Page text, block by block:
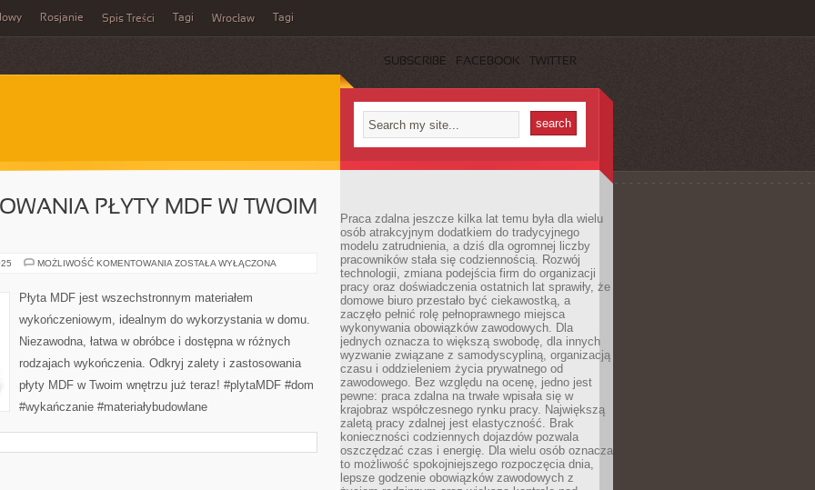
Rosjanie Spis Treści Tagi Wrocław Tagi
SUBSCRIBE FACEBOOK TWITTER
PŁYTY MDF W TWOIM
MOŻLIWOŚĆ KOMENTOWANIA ZALETY
MDF
TWOIM
ZOSTAŁA WYŁĄCZONA
Płyta MDF jest wszechstronnym materiałem
wykończeniowym, idealnym do wykorzystania w domu.
Niezawodna, łatwa w obróbce i dostępna w różnych
rodzajach wykończenia. Odkryj zalety i zastosowania
płyty MDF w Twoim wnętrzu już teraz! #plytaMDF #dom
#wykańczanie #materiałybudowlane
Praca zdalna jeszcze kilka lat temu była dla wielu
osób atrakcyjnym dodatkiem do tradycyjnego
modelu zatrudnienia, a dziś dla ogromnej liczby
pracowników stała się codziennością. Rozwój
technologii, zmiana podejścia firm do organizacji
pracy oraz doświadczenia ostatnich lat sprawiły, że
domowe biuro przestało być ciekawostką, a
zaczęło pełnić rolę pełnoprawnego miejsca
wykonywania obowiązków zawodowych. Dla
jednych oznacza to większą swobodę, dla innych
wyzwanie związane z samodyscypliną, organizacją
czasu i oddzieleniem życia prywatnego od
zawodowego. Bez względu na ocenę, jedno jest
pewne: praca zdalna na trwałe wpisała się w
krajobraz współczesnego rynku pracy. Największą
zaletą pracy zdalnej jest elastyczność. Brak
konieczności codziennych dojazdów pozwala
oszczędzać czas i energię. Dla wielu osób oznacza
to możliwość spokojniejszego rozpoczęcia dnia,
lepsze godzenie obowiązków zawodowych z